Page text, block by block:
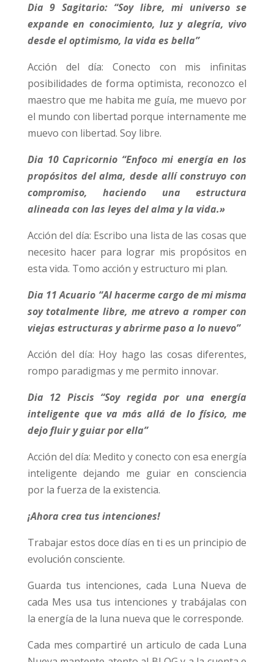
Dia 9 Sagitario: “Soy libre, mi universo se
expande en conocimiento, luz y alegría, vivo
desde el optimismo, la vida es bella”
Acción del día: Conecto con mis infinitas
posibilidades de forma optimista, reconozco el
maestro que me habita me guía, me muevo por
el mundo con libertad porque internamente me
muevo con libertad. Soy libre.
Dia 10 Capricornio “Enfoco mi energía en los
propósitos del alma, desde allí construyo con
compromiso, haciendo una estructura
alineada con las leyes del alma y la vida.»
Acción del día: Escribo una lista de las cosas que
necesito hacer para lograr mis propósitos en
esta vida. Tomo acción y estructuro mi plan.
Dia 11 Acuario “Al hacerme cargo de mi misma
soy totalmente libre, me atrevo a romper con
viejas estructuras y abrirme paso a lo nuevo”
Acción del día: Hoy hago las cosas diferentes,
rompo paradigmas y me permito innovar.
Dia 12 Piscis “Soy regida por una energía
inteligente que va más allá de lo físico, me
dejo fluir y guiar por ella”
Acción del día: Medito y conecto con esa energía
inteligente dejando me guiar en consciencia
por la fuerza de la existencia.
¡Ahora crea tus intenciones!
Trabajar estos doce días en ti es un principio de
evolución consciente.
Guarda tus intenciones, cada Luna Nueva de
cada Mes usa tus intenciones y trabájalas con
la energía de la luna nueva que le corresponde.
Cada mes compartiré un articulo de cada Luna